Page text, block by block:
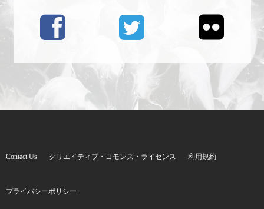
Contact Us クリエイティブ・コモンズ・ライセンス 利用規約
プライバシーポリシー